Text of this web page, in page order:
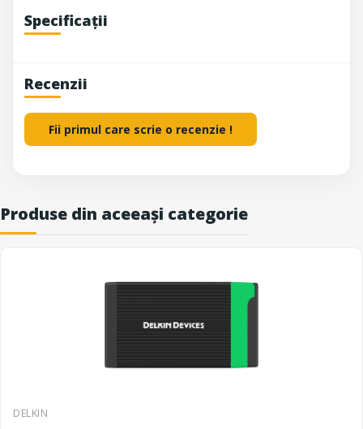
Specificații
Recenzii
Fii primul care scrie o recenzie !
Produse din aceeași categorie
DELKIN